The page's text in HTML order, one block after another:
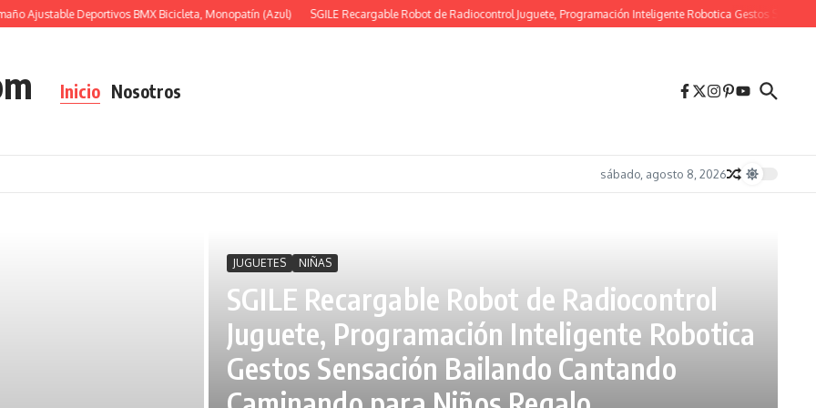
Ajustable Deportivos BMX Bicicleta, Monopatín (Azul) SGILE Recargable Robot de Radiocontrol Juguete, Programación Inteligente Robotica Gestos
Inicio Nosotros
sábado, agosto 8, 2026
JUGUETES NIÑAS
SGILE Recargable Robot de Radiocontrol
Juguete, Programación Inteligente Robotica
Gestos Sensación Bailando Cantando